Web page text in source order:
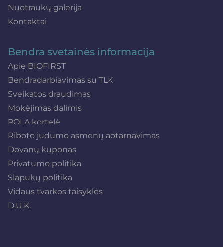
Nuotraukų galerija
Kontaktai
Bendra svetainės informacija
Apie BIOFIRST
Bendradarbiavimas su TLK
Sveikatos draudimas
Mokėjimas dalimis
POLA kortelė
Riboto judumo asmenų aptarnavimas
Dovanų kuponas
Privatumo politika
Slapukų politika
Vidaus tvarkos taisyklės
D.U.K.